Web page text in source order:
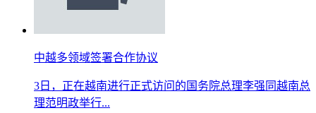
中越多领域签署合作协议
3日，正在越南进行正式访问的国务院总理李强同越南总
理范明政举行...